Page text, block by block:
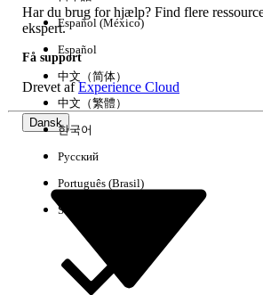
Har du brug for hjælp? Find flere
ekspert.
Få support
Drevet afExperience Cloud
Dansk
Español (México)
Español
中文（简体）
中文（繁體）
한국어
Русский
Português (Brasil)
Suomi